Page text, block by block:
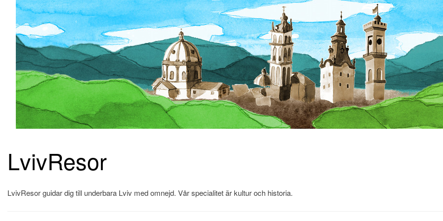
Skip
LvivResor
LvivResor guidar dig till underbara Lviv med omnejd. Vår specialitet är kultur och historia.